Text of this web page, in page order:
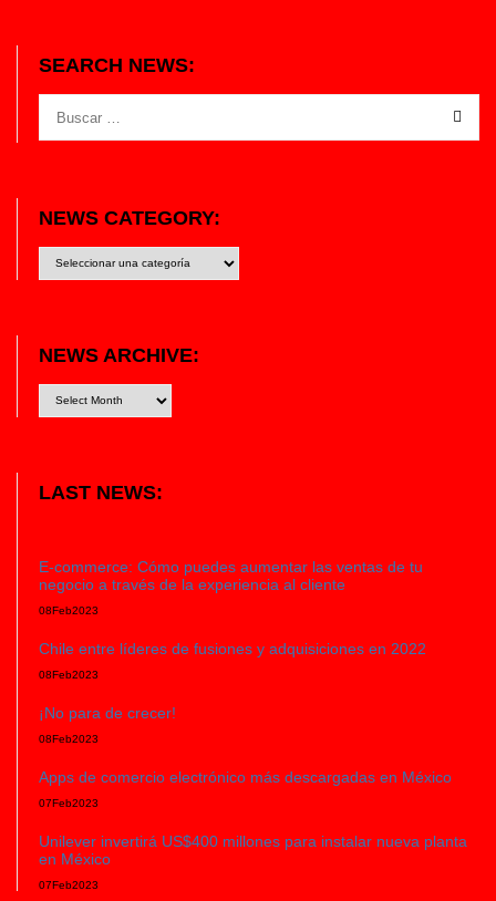
SEARCH NEWS:
NEWS CATEGORY:
category:
NEWS ARCHIVE:
LAST NEWS:
E-commerce: Cómo puedes aumentar las ventas de tu
negocio a través de la experiencia al cliente
08Feb2023
Chile entre líderes de fusiones y adquisiciones en 2022
08Feb2023
¡No para de crecer!
08Feb2023
Apps de comercio electrónico más descargadas en México
07Feb2023
Unilever invertirá US$400 millones para instalar nueva planta
en México
07Feb2023